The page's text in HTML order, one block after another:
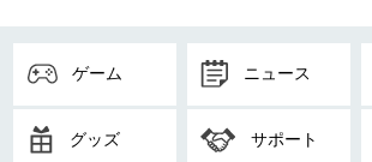
ゲーム ニュース
グッズ サポート